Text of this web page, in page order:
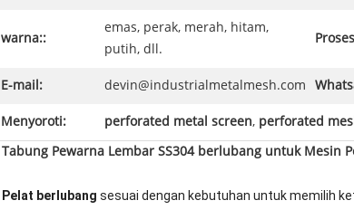
warna::
emas, perak, merah, hitam,
putih, dll.
E-mail: devin@industrialmetalmesh.com
Menyoroti: perforated metal screen, perforated
Tabung Pewarna Lembar SS304 berlubang untuk Mesin
Pelat berlubang sesuai dengan kebutuhan untuk memilih